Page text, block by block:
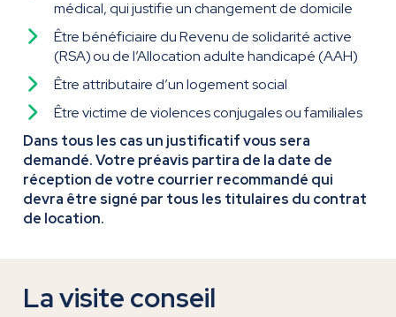
médical, qui justifie un changement de domicile
Être bénéficiaire du Revenu de solidarité active
(RSA) ou de l’Allocation adulte handicapé (AAH)
Être attributaire d’un logement social
Être victime de violences conjugales ou familiales
Dans tous les cas un justificatif vous sera
demandé. Votre préavis partira de la date de
réception de votre courrier recommandé qui
devra être signé par tous les titulaires du contrat
de location.
La visite conseil